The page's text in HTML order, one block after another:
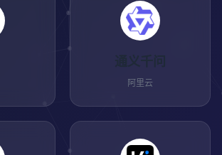
通义千问
阿里云